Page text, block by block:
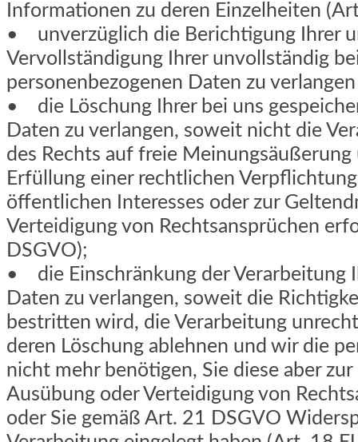
Informationen zu deren Einzelheiten
• unverzüglich die Berichtigung Ihrer
Vervollständigung Ihrer unvollständig
personenbezogenen Daten zu
• die Löschung Ihrer bei uns
Daten zu verlangen, soweit nicht die
des Rechts auf freie
Erfüllung einer rechtlichen
öffentlichen Interesses oder zur
Verteidigung von Rechtsansprüchen
DSGVO);
• die Einschränkung der Verarbeitung
Daten zu verlangen, soweit die
bestritten wird, die Verarbeitung
deren Löschung ablehnen und wir die
nicht mehr benötigen, Sie diese aber
Ausübung oder Verteidigung von
oder Sie gemäß Art. 21 DSGVO